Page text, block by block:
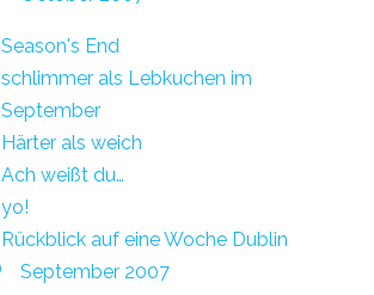
Season's End
schlimmer als Lebkuchen im
September
Härter als weich
Ach weißt du…
yo!
Rückblick auf eine Woche Dublin
September 2007